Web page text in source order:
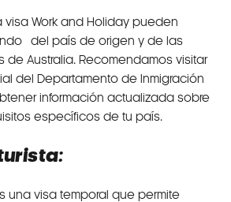
visa Work and Holiday pueden
del país de origen y de las
de Australia. Recomendamos visitar
del Departamento de Inmigración
información actualizada sobre
específicos de tu país.
una visa temporal que permite